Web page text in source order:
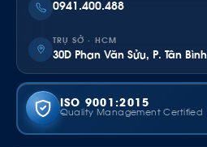
0941.400.488
TRỤ SỞ · HCM
30D Phan Văn Sửu, P. Tân Bình
ISO 9001:2015
Quality Management Certified